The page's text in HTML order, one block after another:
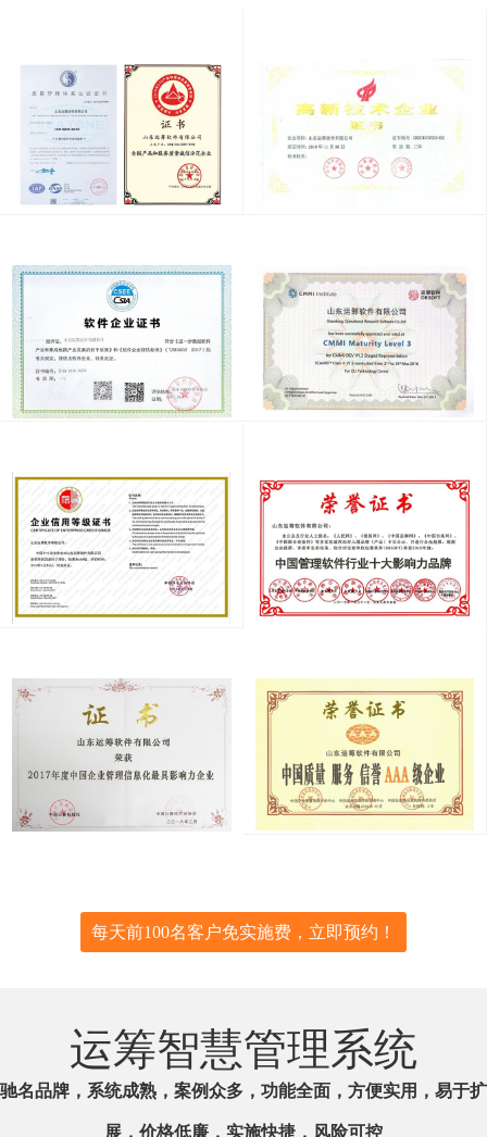
每天前100名客户免实施费，立即预约！
运筹智慧管理系统
驰名品牌，系统成熟，案例众多，功能全面，方便实用，易于扩
展，价格低廉，实施快捷，风险可控